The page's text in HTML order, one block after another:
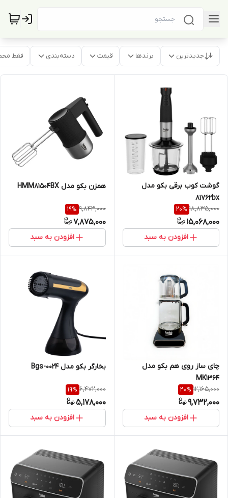
جدیدترین برندها قیمت دسته‌بندی فقط
گوشت کوب برقی بکو مدل
81762bx
18,835,000
20%
15,068,000
افزودن به سبد
همزن بکو مدل HMM81504BX
9,843,000
19%
7,875,000
افزودن به سبد
چای ساز روی هم بکو مدل
MK1364
12,165,000
20%
9,732,000
افزودن به سبد
بخارگر بکو مدل Bgs-0024
6,472,000
19%
5,178,000
افزودن به سبد